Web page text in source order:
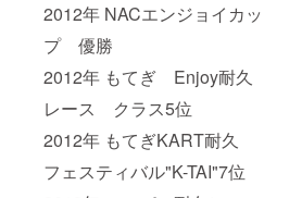
2012年 NACエンジョイカッ
プ 優勝
2012年 もてぎ Enjoy耐久
レース クラス5位
2012年 もてぎKART耐久
フェスティバル"K-TAI"7位